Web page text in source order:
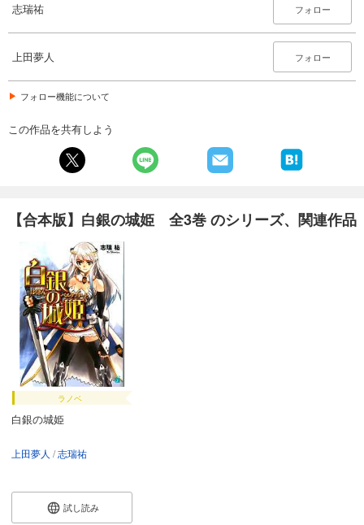
志瑞祐 フォロー
上田夢人 フォロー
フォロー機能について
この作品を共有しよう
【合本版】白銀の城姫 全3巻 のシリーズ、関連作品
ラノベ
白銀の城姫
上田夢人 志瑞祐
試し読み